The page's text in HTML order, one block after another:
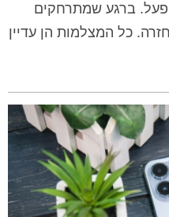
ברגע שמתרחקים
כל המצלמות הן עדיין